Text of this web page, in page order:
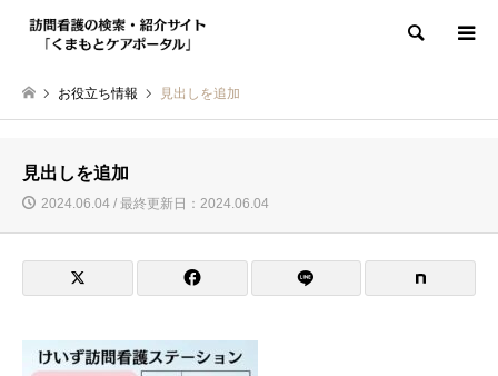
検索
お役立ち情報 見出しを追加
見出しを追加
2024.06.04 / 最終更新日：2024.06.04